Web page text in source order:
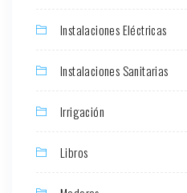
Instalaciones Eléctricas
Instalaciones Sanitarias
Irrigación
Libros